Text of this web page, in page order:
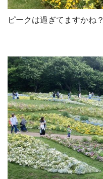
ピークは過ぎてますかね？